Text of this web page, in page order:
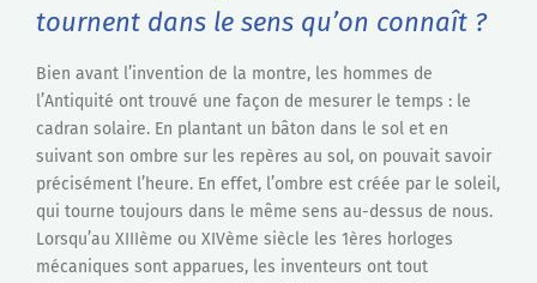
tournent dans le sens qu’on connaît ?
Bien avant l’invention de la montre, les hommes de
l’Antiquité ont trouvé une façon de mesurer le temps : le
cadran solaire. En plantant un bâton dans le sol et en
suivant son ombre sur les repères au sol, on pouvait savoir
précisément l’heure. En effet, l’ombre est créée par le soleil,
qui tourne toujours dans le même sens au-dessus de nous.
Lorsqu’au XIIIème ou XIVème siècle les 1ères horloges
mécaniques sont apparues, les inventeurs ont tout